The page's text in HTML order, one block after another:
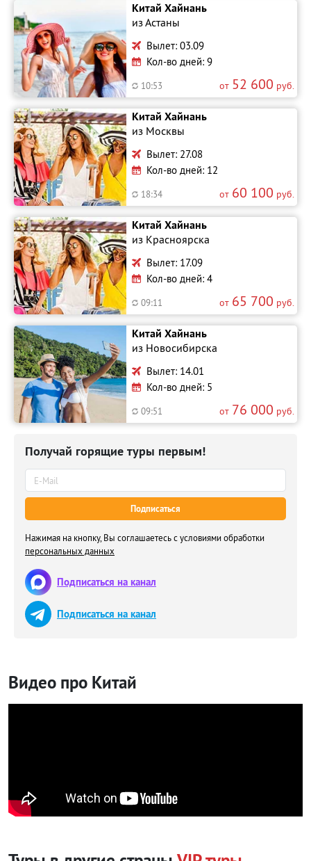
Китай Хайнань
из Астаны
Вылет: 03.09
Кол-во дней: 9
10:53 от 52 600 руб.
Китай Хайнань
из Москвы
Вылет: 27.08
Кол-во дней: 12
18:34 от 60 100 руб.
Китай Хайнань
из Красноярска
Вылет: 17.09
Кол-во дней: 4
09:11 от 65 700 руб.
Китай Хайнань
из Новосибирска
Вылет: 14.01
Кол-во дней: 5
09:51 от 76 000 руб.
Получай горящие туры первым!
Подписаться
Нажимая на кнопку, Вы соглашаетесь с условиями обработки
персональных данных
Подписаться на канал
Подписаться на канал
Видео про Китай